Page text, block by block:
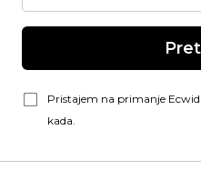
Pristajem na primanje
kada.